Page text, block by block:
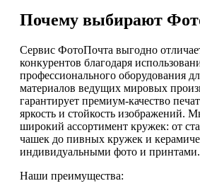
Почему выбирают
Сервис ФотоПочта выгодно
конкурентов благодаря
профессионального оборудования
материалов ведущих мировых
гарантирует премиум-качество
яркость и стойкость изображений.
широкий ассортимент кружек: от
чашек до пивных кружек и
индивидуальными фото и принтами.
Наши преимущества: